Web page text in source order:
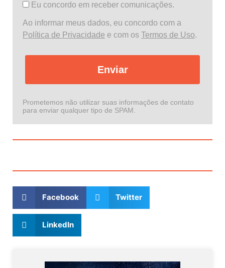
Eu concordo em receber comunicações.
Ao informar meus dados, eu concordo com a
Política de Privacidade e com os Termos de Uso.
Enviar
Prometemos não utilizar suas informações de contato
para enviar qualquer tipo de SPAM.
Facebook Twitter
LinkedIn